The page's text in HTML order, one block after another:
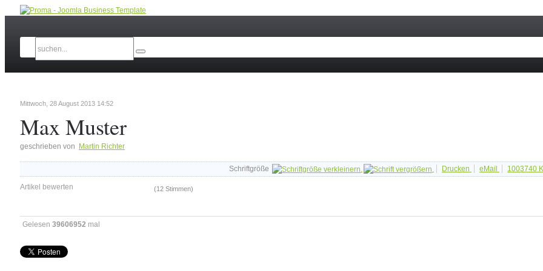
Mittwoch, 28 August 2013 14:52
Max Muster
geschrieben von Martin Richter
Schriftgröße Drucken eMail 1003740
Artikel bewerten (12 Stimmen)
Gelesen 39606952 mal